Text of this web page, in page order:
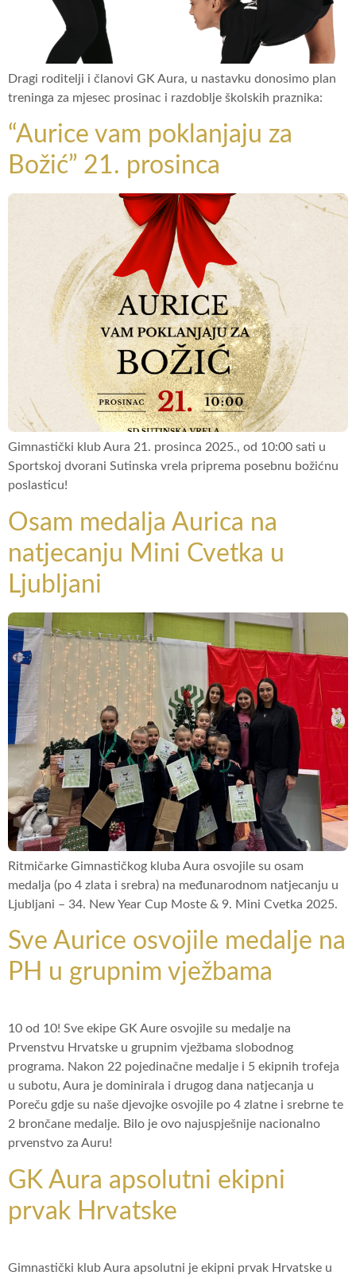
Dragi roditelji i članovi GK Aura, u nastavku donosimo plan
treninga za mjesec prosinac i razdoblje školskih praznika:
“Aurice vam poklanjaju za
Božić” 21. prosinca
Gimnastički klub Aura 21. prosinca 2025., od 10:00 sati u
Sportskoj dvorani Sutinska vrela priprema posebnu božićnu
poslasticu!
Osam medalja Aurica na
natjecanju Mini Cvetka u
Ljubljani
Ritmičarke Gimnastičkog kluba Aura osvojile su osam
medalja (po 4 zlata i srebra) na međunarodnom natjecanju u
Ljubljani – 34. New Year Cup Moste & 9. Mini Cvetka 2025.
Sve Aurice osvojile medalje na
PH u grupnim vježbama
10 od 10! Sve ekipe GK Aure osvojile su medalje na
Prvenstvu Hrvatske u grupnim vježbama slobodnog
programa. Nakon 22 pojedinačne medalje i 5 ekipnih trofeja
u subotu, Aura je dominirala i drugog dana natjecanja u
Poreču gdje su naše djevojke osvojile po 4 zlatne i srebrne te
2 brončane medalje. Bilo je ovo najuspješnije nacionalno
prvenstvo za Auru!
GK Aura apsolutni ekipni
prvak Hrvatske
Gimnastički klub Aura apsolutni je ekipni prvak Hrvatske u